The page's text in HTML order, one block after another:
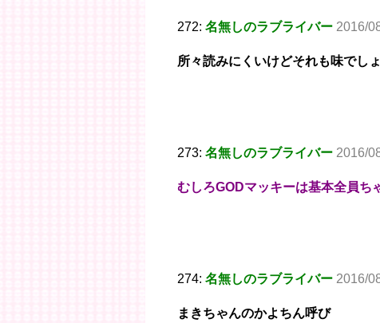
272: 名無しのラブライバー 2016/
所々読みにくいけどそれも味でし
273: 名無しのラブライバー 2016/
むしろGODマッキーは基本全員ち
274: 名無しのラブライバー 2016/
まきちゃんのかよちん呼び